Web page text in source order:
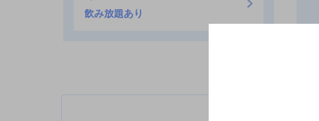
飲み放題あり